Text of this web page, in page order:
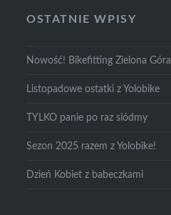
OSTATNIE WPISY
Nowość! Bikefitting Zielona Góra
Listopadowe ostatki z Yolobike
TYLKO panie po raz siódmy
Sezon 2025 razem z Yolobike!
Dzień Kobiet z babeczkami